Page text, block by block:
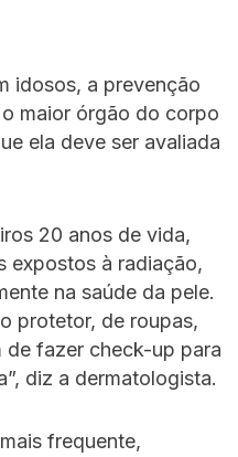
idosos, a prevenção
maior órgão do corpo
ela deve ser avaliada
20 anos de vida,
expostos à radiação,
na saúde da pele.
protetor, de roupas,
de fazer check-up para
diz a dermatologista.
frequente,